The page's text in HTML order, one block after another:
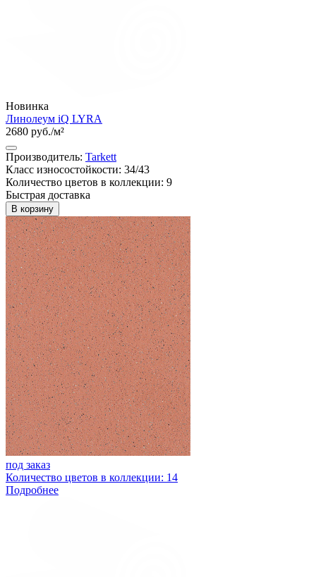
Новинка
Линолеум iQ LYRA
2680 руб./м²
Производитель: Tarkett
Класс износостойкости: 34/43
Количество цветов в коллекции: 9
Быстрая доставка
В корзину
под заказ
Количество цветов в коллекции: 14
Подробнее